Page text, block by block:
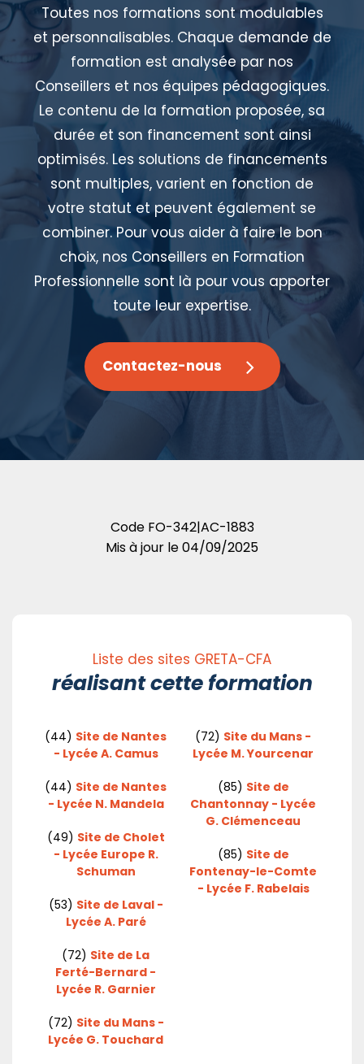
Toutes nos formations sont modulables
et personnalisables. Chaque demande de
formation est analysée par nos
Conseillers et nos équipes pédagogiques.
Le contenu de la formation proposée, sa
durée et son financement sont ainsi
optimisés. Les solutions de financements
sont multiples, varient en fonction de
votre statut et peuvent également se
combiner. Pour vous aider à faire le bon
choix, nos Conseillers en Formation
Professionnelle sont là pour vous apporter
toute leur expertise.
Contactez-nous
Code FO-342|AC-1883
Mis à jour le04/09/2025
Liste des sites GRETA-CFA
réalisant cette formation
(44) Site de Nantes
- Lycée A. Camus
(44) Site de Nantes
- Lycée N. Mandela
(49) Site de Cholet
- Lycée Europe R.
Schuman
(53) Site de Laval -
Lycée A. Paré
(72) Site de La
Ferté-Bernard -
Lycée R. Garnier
(72) Site du Mans -
Lycée G. Touchard
(72) Site du Mans -
Lycée M. Yourcenar
(85) Site de
Chantonnay - Lycée
G. Clémenceau
(85) Site de
Fontenay-le-Comte
- Lycée F. Rabelais